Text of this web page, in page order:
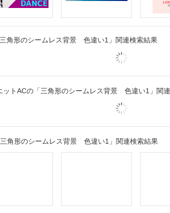
角形のシームレス背景 色違い1」関連検索結果
ットACの「三角形のシームレス背景 色違い1」関
角形のシームレス背景 色違い1」関連検索結果